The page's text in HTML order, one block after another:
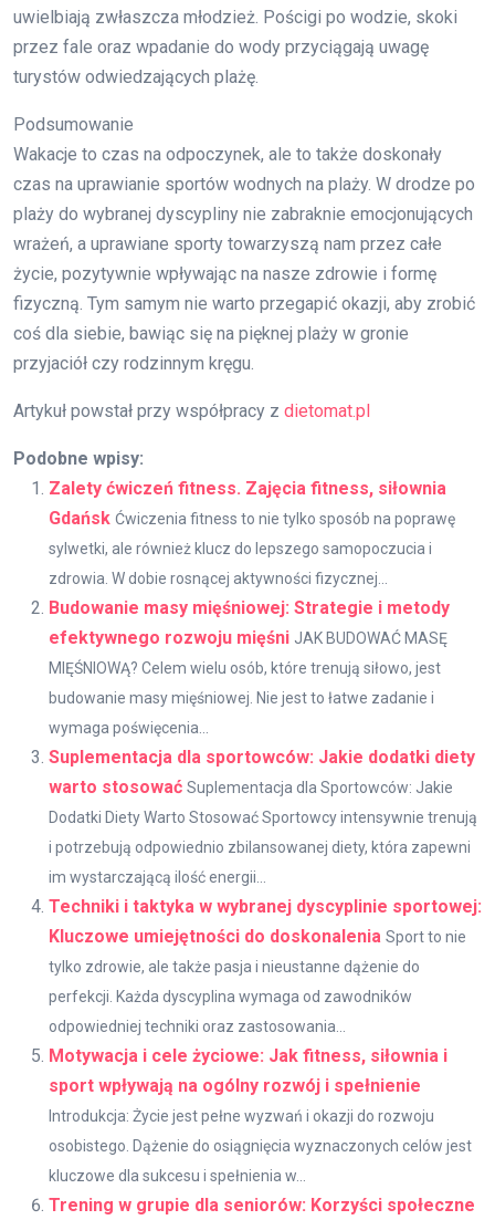
uwielbiają zwłaszcza młodzież. Pościgi po wodzie, skoki
przez fale oraz wpadanie do wody przyciągają uwagę
turystów odwiedzających plażę.
Podsumowanie
Wakacje to czas na odpoczynek, ale to także doskonały
czas na uprawianie sportów wodnych na plaży. W drodze po
plaży do wybranej dyscypliny nie zabraknie emocjonujących
wrażeń, a uprawiane sporty towarzyszą nam przez całe
życie, pozytywnie wpływając na nasze zdrowie i formę
fizyczną. Tym samym nie warto przegapić okazji, aby zrobić
coś dla siebie, bawiąc się na pięknej plaży w gronie
przyjaciół czy rodzinnym kręgu.
Artykuł powstał przy współpracy z dietomat.pl
Podobne wpisy:
Zalety ćwiczeń fitness. Zajęcia fitness, siłownia
Gdańsk Ćwiczenia fitness to nie tylko sposób na poprawę
sylwetki, ale również klucz do lepszego samopoczucia i
zdrowia. W dobie rosnącej aktywności fizycznej...
Budowanie masy mięśniowej: Strategie i metody
efektywnego rozwoju mięśni JAK BUDOWAĆ MASĘ
MIĘŚNIOWĄ? Celem wielu osób, które trenują siłowo, jest
budowanie masy mięśniowej. Nie jest to łatwe zadanie i
wymaga poświęcenia...
Suplementacja dla sportowców: Jakie dodatki diety
warto stosować Suplementacja dla Sportowców: Jakie
Dodatki Diety Warto Stosować Sportowcy intensywnie trenują
i potrzebują odpowiednio zbilansowanej diety, która zapewni
im wystarczającą ilość energii...
Techniki i taktyka w wybranej dyscyplinie sportowej:
Kluczowe umiejętności do doskonalenia Sport to nie
tylko zdrowie, ale także pasja i nieustanne dążenie do
perfekcji. Każda dyscyplina wymaga od zawodników
odpowiedniej techniki oraz zastosowania...
Motywacja i cele życiowe: Jak fitness, siłownia i
sport wpływają na ogólny rozwój i spełnienie
Introdukcja: Życie jest pełne wyzwań i okazji do rozwoju
osobistego. Dążenie do osiągnięcia wyznaczonych celów jest
kluczowe dla sukcesu i spełnienia w...
Trening w grupie dla seniorów: Korzyści społeczne